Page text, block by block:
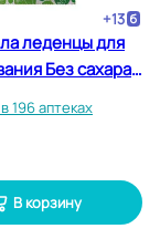
+13
леденцы для
Без сахара
196 аптеках
В корзину